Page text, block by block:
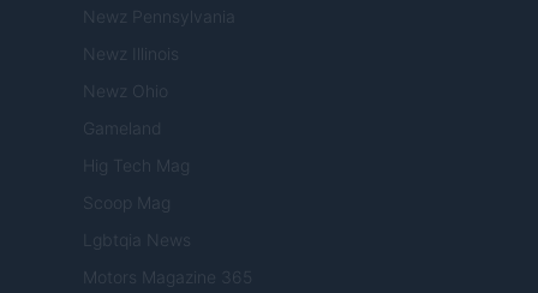
Newz Pennsylvania
Newz Illinois
Newz Ohio
Gameland
Hig Tech Mag
Scoop Mag
Lgbtqia News
Motors Magazine 365